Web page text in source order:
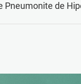
Pneumonite de